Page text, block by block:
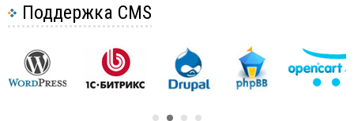
Поддержка CMS